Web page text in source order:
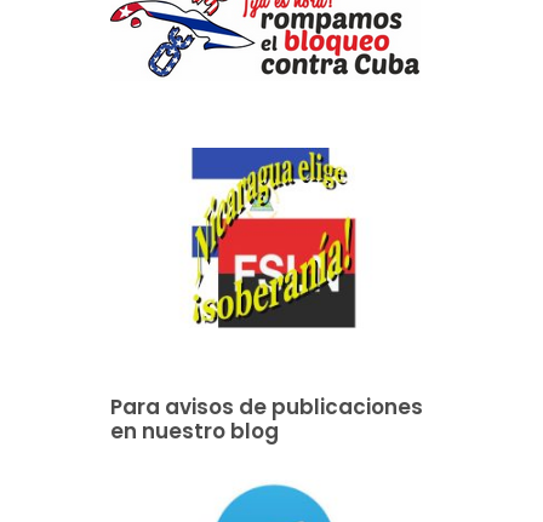
Para avisos de publicaciones
en nuestro blog